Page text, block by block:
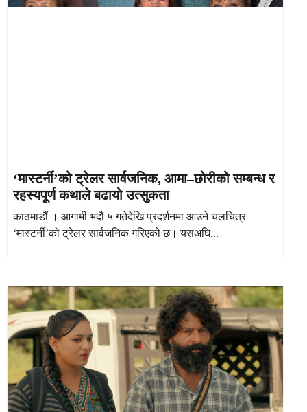
‘मास्टर्नी’को ट्रेलर सार्वजनिक, आमा–छोरीको सम्बन्ध र
रहस्यपूर्ण कथाले बढायो उत्सुकता
काठमाडौं । आगामी भदौ ५ गतेदेखि प्रदर्शनमा आउने चलचित्र
‘मास्टर्नी’को ट्रेलर सार्वजनिक गरिएको छ। यसअघि...